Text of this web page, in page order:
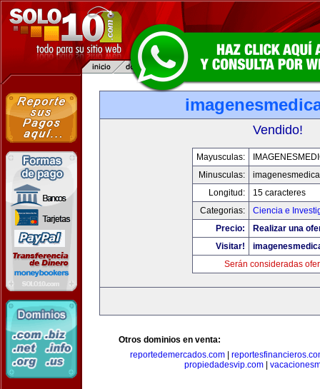
Vendido!
Mayusculas:
Minusculas:
Longitud:
15 caracteres
Categorias:
Ciencia e
Precio:
Realizar una
Visitar!
Serán consideradas
Otros dominios en venta:
reportedemercados.com
propiedadesvip.com